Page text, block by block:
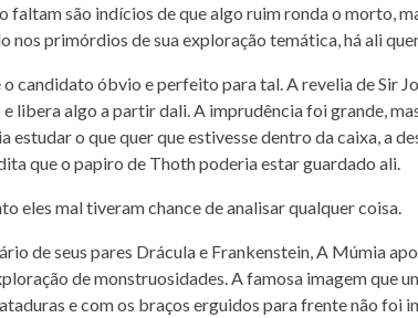
faltam são indícios de que algo ruim ronda o morto,
nos primórdios de sua exploração temática, há ali
candidato óbvio e perfeito para tal. A revelia de Sir
libera algo a partir dali. A imprudência foi grande,
estudar o que quer que estivesse dentro da caixa, a
que o papiro de Thoth poderia estar guardado ali.
eles mal tiveram chance de analisar qualquer coisa.
de seus pares Drácula e Frankenstein, A Múmia
de monstruosidades. A famosa imagem que
e com os braços erguidos para frente não foi